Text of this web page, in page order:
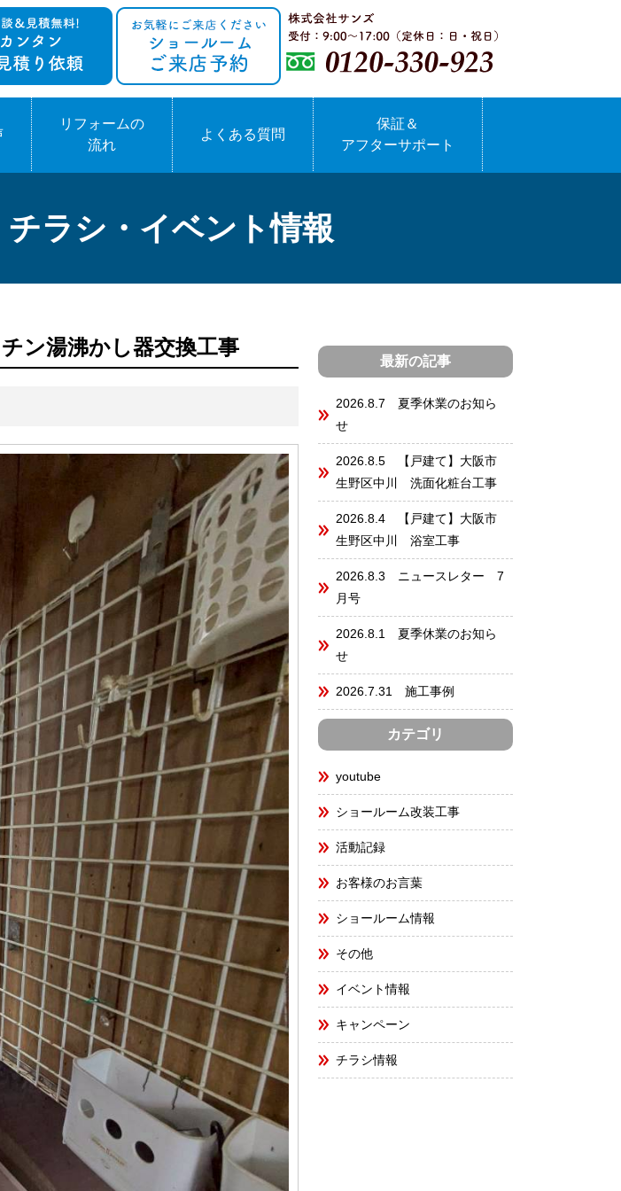
リフォームの
流れ
よくある質問
保証＆
アフターサポート
ラシ・イベント情報
ン湯沸かし器交換工事
最新の記事
2026.8.7 夏季休業のお知ら
せ
2026.8.5 【戸建て】大阪市
生野区中川 洗面化粧台工事
2026.8.4 【戸建て】大阪市
生野区中川 浴室工事
2026.8.3 ニュースレター 7
月号
2026.8.1 夏季休業のお知ら
せ
2026.7.31 施工事例
カテゴリ
youtube
ショールーム改装工事
活動記録
お客様のお言葉
ショールーム情報
その他
イベント情報
キャンペーン
チラシ情報